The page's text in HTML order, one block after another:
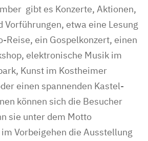
gibt es Konzerte, Aktionen,
Vorführungen, etwa eine Lesung
Reise, ein Gospelkonzert, einen
elektronische Musik im
Kunst im Kostheimer
einen spannenden Kastel-
können sich die Besucher
sie unter dem Motto
Vorbeigehen die Ausstellung